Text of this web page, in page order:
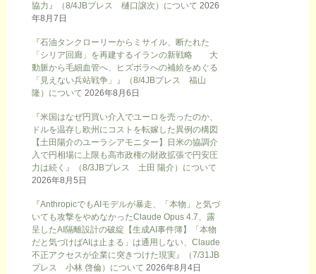
協力』（8/4JBプレス 樋口譲次）について 2026
年8月7日
『石油タンクローリーからミサイル、断たれた
「シリア回廊」を再建するイランの新戦略 大
動脈から毛細血管へ、ヒズボラへの補給をめぐる
「見えない兵站戦争」』（8/4JBプレス 福山
隆）について 2026年8月6日
『米国はなぜ円買い介入でユーロを売ったのか、
ドルを温存し欧州にコストを転嫁した異例の構図
【土田陽介のユーラシアモニター】日米の協調介
入で円相場に上限も高市政権の財政拡張で円安圧
力は続く』（8/3JBプレス 土田 陽介）について
2026年8月5日
『AnthropicでもAIモデルが暴走、「本物」と気づ
いても攻撃をやめなかったClaude Opus 4.7、露
呈したAI隔離設計の破綻【生成AI事件簿】「本物
だと気づけばAIは止まる」は通用しない、Claude
不正アクセスが企業に突きつけた現実』（7/31JB
プレス 小林 啓倫）について 2026年8月4日